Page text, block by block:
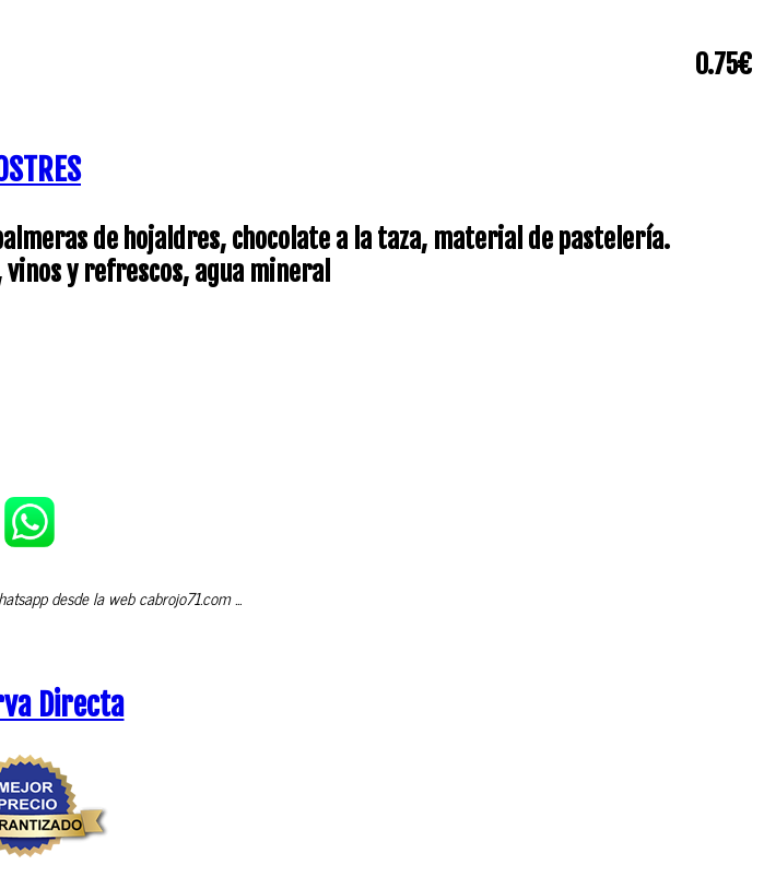
0.75€
de hojaldres, chocolate a la taza, material de pastelería.
y refrescos, agua mineral
desde la web cabrojo71.com ...
Directa